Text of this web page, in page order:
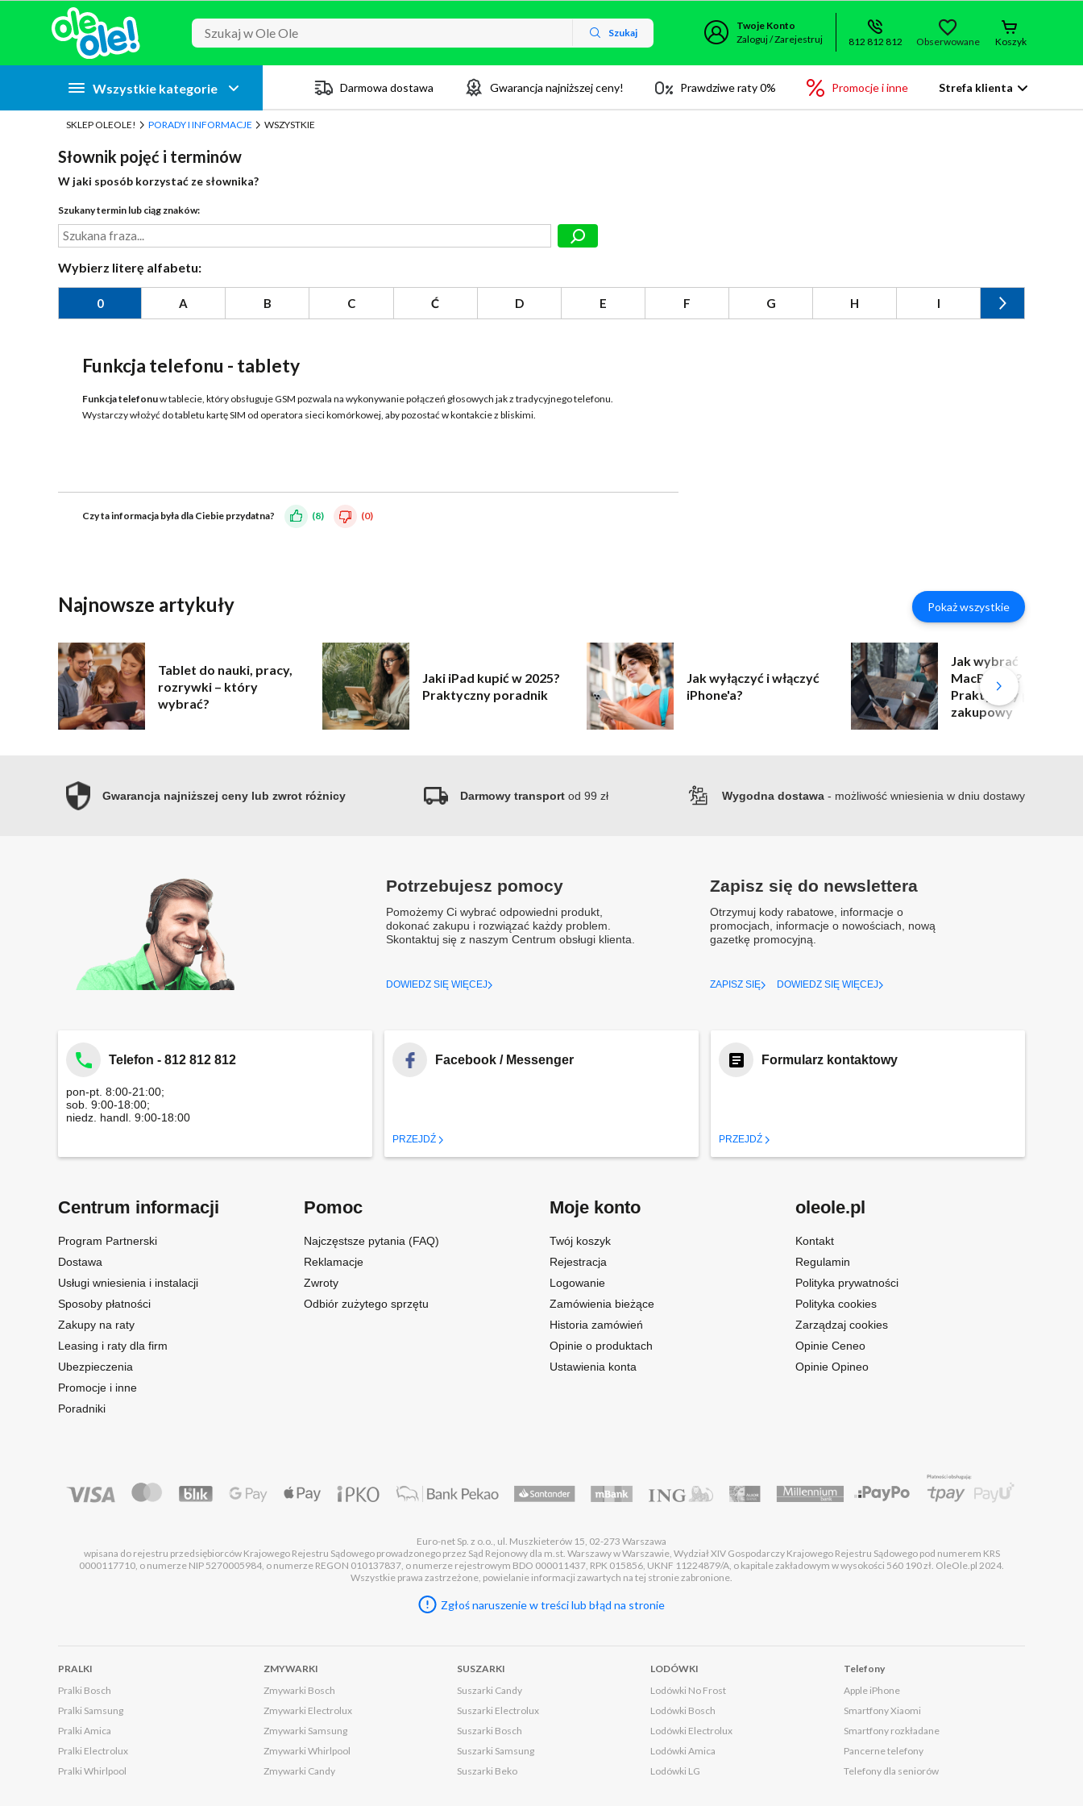
Przejdź do zawartości strony
Przejdź do wyszukiwarki
Przejdź do kategorii
Przejdź do stopki
Szukaj
Twoje Konto
Zaloguj / Zarejestruj
812 812 812 Obserwowane Koszyk
Wszystkie kategorie Darmowa dostawa Gwarancja najniższej ceny! Prawdziwe raty 0% Promocje i inne Strefa klienta
SKLEP OLEOLE! PORADY I INFORMACJE WSZYSTKIE
Słownik pojęć i terminów
W jaki sposób korzystać ze słownika?
Szukany termin lub ciąg znaków:
Wybierz literę alfabetu:
0 A B C Ć D E F G H I
Funkcja telefonu - tablety
Funkcja telefonuw tablecie, który obsługuje GSM pozwala na wykonywanie połączeń głosowych jak z tradycyjnego telefonu.
Wystarczy włożyć do tabletu kartę SIM od operatora sieci komórkowej, aby pozostać w kontakcie z bliskimi.
Czy ta informacja była dla Ciebie przydatna? (8) (0)
Najnowsze artykuły Pokaż wszystkie
Tablet do nauki, pracy,
rozrywki – który
wybrać?
Jaki iPad kupić w 2025?
Praktyczny poradnik
Jak wyłączyć i włączyć
iPhone'a?
Jak wybrać
MacBooka?
Praktyczny poradnik
zakupowy
Gwarancja najniższej ceny lub zwrot różnicy Darmowy transportod 99 zł Wygodna dostawa - możliwość wniesienia w dniu dostawy
Potrzebujesz pomocy
Pomożemy Ci wybrać odpowiedni produkt,
dokonać zakupu i rozwiązać każdy problem.
Skontaktuj się z naszym Centrum obsługi klienta.
DOWIEDZ SIĘ WIĘCEJ
Zapisz się do newslettera
Otrzymuj kody rabatowe, informacje o
promocjach, informacje o nowościach, nową
gazetkę promocyjną.
ZAPISZ SIĘ DOWIEDZ SIĘ WIĘCEJ
Telefon - 812 812 812
pon-pt. 8:00-21:00;
sob. 9:00-18:00;
niedz. handl. 9:00-18:00
Facebook / Messenger
PRZEJDŹ
Formularz kontaktowy
PRZEJDŹ
Centrum informacji
Program Partnerski
Dostawa
Usługi wniesienia i instalacji
Sposoby płatności
Zakupy na raty
Leasing i raty dla firm
Ubezpieczenia
Promocje i inne
Poradniki
Pomoc
Najczęstsze pytania (FAQ)
Reklamacje
Zwroty
Odbiór zużytego sprzętu
Moje konto
Twój koszyk
Rejestracja
Logowanie
Zamówienia bieżące
Historia zamówień
Opinie o produktach
Ustawienia konta
oleole.pl
Kontakt
Regulamin
Polityka prywatności
Polityka cookies
Zarządzaj cookies
Opinie Ceneo
Opinie Opineo
Euro-net Sp. z o.o., ul. Muszkieterów 15, 02-273 Warszawa
wpisana do rejestru przedsiębiorców Krajowego Rejestru Sądowego prowadzonego przez Sąd Rejonowy dla m.st. Warszawy w Warszawie, Wydział XIV Gospodarczy Krajowego Rejestru Sądowego pod numerem KRS
0000117710, o numerze NIP 5270005984, o numerze REGON 010137837, o numerze rejestrowym BDO 000011437, RPK 015856, UKNF 11224879/A, o kapitale zakładowym w wysokości 560 190 zł. OleOle.pl 2024.
Wszystkie prawa zastrzeżone, powielanie informacji zawartych na tej stronie zabronione.
Zgłoś naruszenie w treści lub błąd na stronie
PRALKI
Pralki Bosch
Pralki Samsung
Pralki Amica
Pralki Electrolux
Pralki Whirlpool
ZMYWARKI
Zmywarki Bosch
Zmywarki Electrolux
Zmywarki Samsung
Zmywarki Whirlpool
Zmywarki Candy
SUSZARKI
Suszarki Candy
Suszarki Electrolux
Suszarki Bosch
Suszarki Samsung
Suszarki Beko
LODÓWKI
Lodówki No Frost
Lodówki Bosch
Lodówki Electrolux
Lodówki Amica
Lodówki LG
Telefony
Apple iPhone
Smartfony Xiaomi
Smartfony rozkładane
Pancerne telefony
Telefony dla seniorów